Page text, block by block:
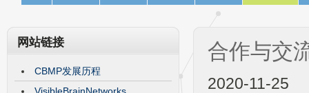
网站链接
CBMP发展历程
合作与交
2020-11-25